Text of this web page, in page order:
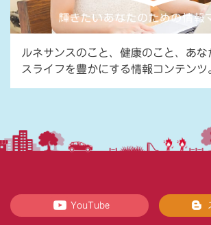
ルネサンスのこと、健康のこと、あな
スライフを豊かにする情報コンテンツ
YouTube